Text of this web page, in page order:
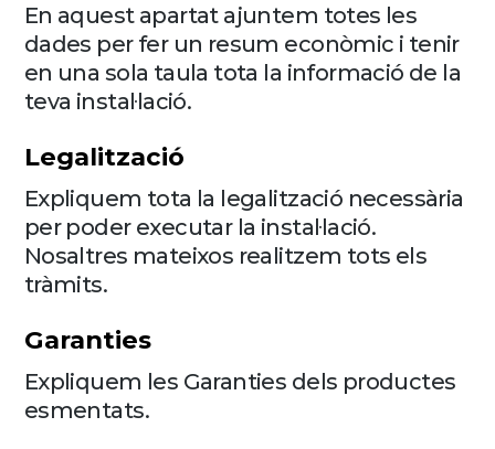
En aquest apartat ajuntem totes les
dades per fer un resum econòmic i tenir
en una sola taula tota la informació de la
teva instal·lació.
Legalització
Expliquem tota la legalització necessària
per poder executar la instal·lació.
Nosaltres mateixos realitzem tots els
tràmits.
Garanties
Expliquem les Garanties dels productes
esmentats.